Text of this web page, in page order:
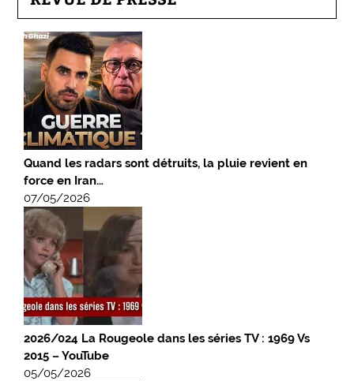
Quand les radars sont détruits, la pluie revient en
force en Iran…
07/05/2026
2026/024 La Rougeole dans les séries TV : 1969 Vs
2015 – YouTube
05/05/2026